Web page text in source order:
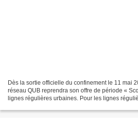
Dès la sortie officielle du confinement le 11 mai
réseau QUB reprendra son offre de période «
lignes régulières urbaines. Pour les lignes